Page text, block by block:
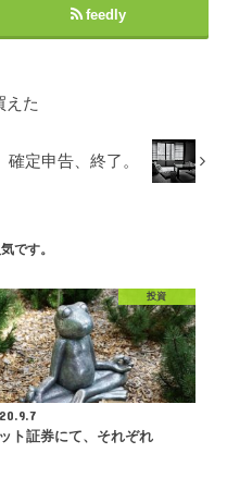
feedly
えた
確定申告、終了。
です。
投資
ト証券にて、それぞれ